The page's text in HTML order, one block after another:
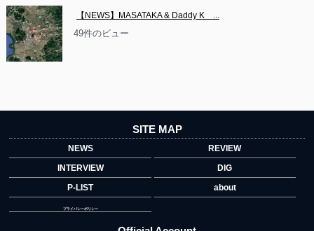
【NEWS】MASATAKA & Daddy K　...
49件のビュー
SITE MAP
NEWS
REVIEW
INTERVIEW
DIG
P-LIST
about
プライバシーポリシー